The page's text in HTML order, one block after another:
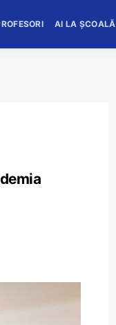
AI LA ȘCOALĂ